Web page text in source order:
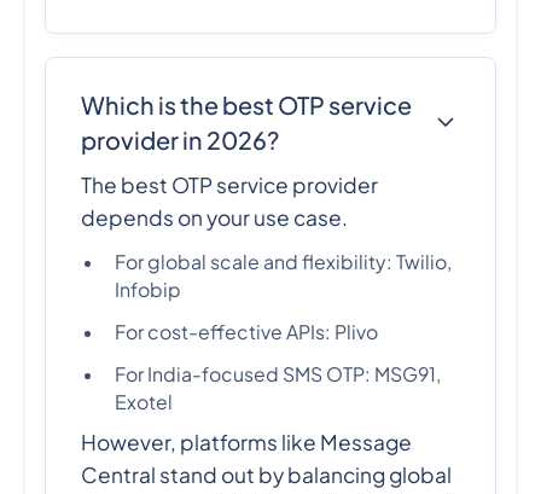
Which is the best OTP service
provider in 2026?
The best OTP service provider
depends on your use case.
For global scale and flexibility: Twilio,
Infobip
For cost-effective APIs: Plivo
For India-focused SMS OTP: MSG91,
Exotel
However, platforms like Message
Central stand out by balancing global